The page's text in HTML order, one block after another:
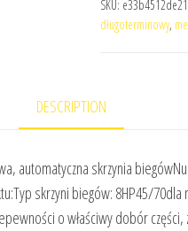
SKU: e33b4512de21
długoterminowy,
DESCRIPTION
automatyczna skrzynia
skrzyni biegów: 8HP45/
o właściwy dobór